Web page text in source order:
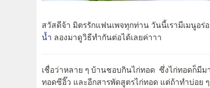
สวัสดีจ้า มิตรรักแฟนเพจทุกท่าน วันนี้เรามีเมนูอร่
น้ำ ลองมาดูวิธีทำกันต่อได้เลยค่าาา
เชื่อว่าหลาย ๆ บ้านชอบกินไก่ทอด ซึ่งไก่ทอดก็มีม
ทอดซีอิ๊ว และอีกสารพัดสูตรไก่ทอด แต่ถ้าทำบ่อย ๆ